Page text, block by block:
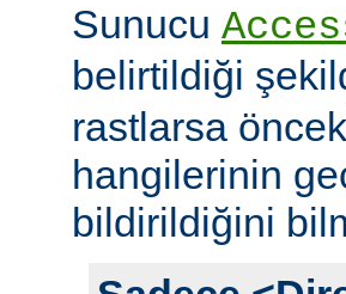
Sunucu
belirtildiği
rastlarsa
hangilerinin
bildirildiğini